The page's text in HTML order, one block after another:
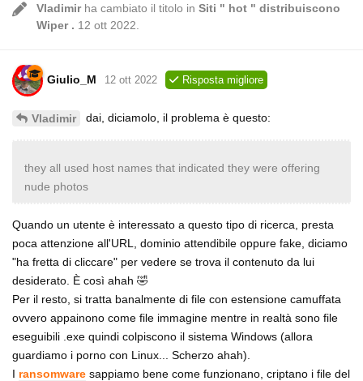
Vladimirha cambiato il titolo in Siti " hot " distribuiscono
Wiper . 12 ott 2022
Giulio_M 12 ott 2022 Risposta migliore
Vladimir dai, diciamolo, il problema è questo:
they all used host names that indicated they were offering
nude photos
Quando un utente è interessato a questo tipo di ricerca, presta
poca attenzione all'URL, dominio attendibile oppure fake, diciamo
"ha fretta di cliccare" per vedere se trova il contenuto da lui
desiderato. È così ahah 🤣
Per il resto, si tratta banalmente di file con estensione camuffata
ovvero appainono come file immagine mentre in realtà sono file
eseguibili .exe quindi colpiscono il sistema Windows (allora
guardiamo i porno con Linux... Scherzo ahah).
I ransomware sappiamo bene come funzionano, criptano i file del